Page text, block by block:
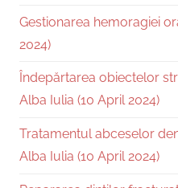
Gestionarea hemoragiei
2024)
Îndepărtarea obiectelor
Alba Iulia (10 April 2024)
Tratamentul abceselor
Alba Iulia (10 April 2024)